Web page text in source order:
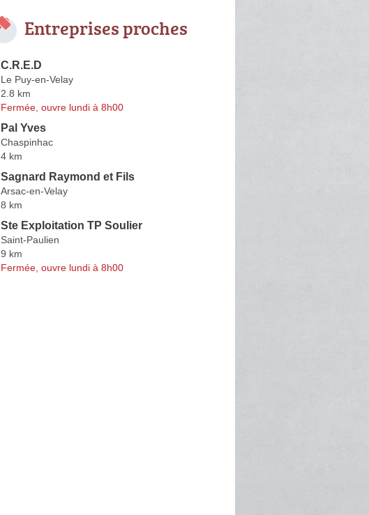
Entreprises proches
C.R.E.D
Le Puy-en-Velay
2.8 km
Fermée, ouvre lundi à 8h00
Pal Yves
Chaspinhac
4 km
Sagnard Raymond et Fils
Arsac-en-Velay
8 km
Ste Exploitation TP Soulier
Saint-Paulien
9 km
Fermée, ouvre lundi à 8h00